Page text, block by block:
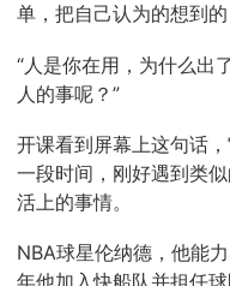
单，把自己认为的想到
“人是你在用，为什么出
人的事呢？”
开课看到屏幕上这句话
一段时间，刚好遇到类
活上的事情。
NBA球星伦纳德，他能